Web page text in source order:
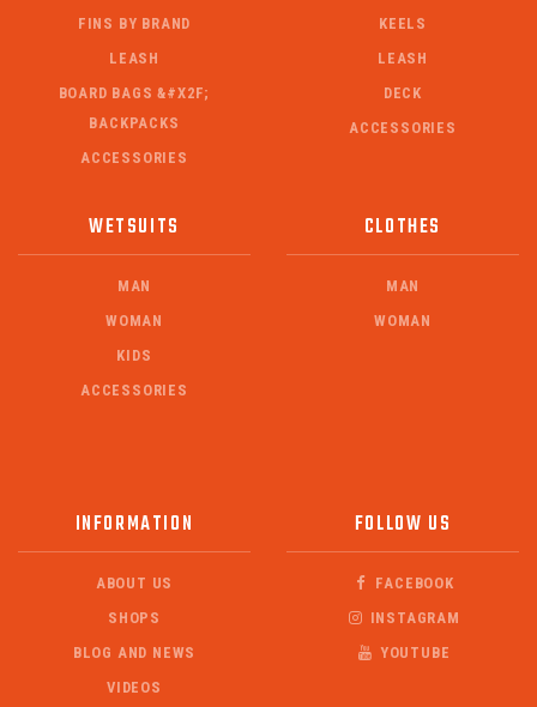
FINS BY BRAND
LEASH
BOARD BAGS &#X2F;
BACKPACKS
ACCESSORIES
KEELS
LEASH
DECK
ACCESSORIES
WETSUITS
MAN
WOMAN
KIDS
ACCESSORIES
CLOTHES
MAN
WOMAN
INFORMATION
ABOUT US
SHOPS
BLOG AND NEWS
VIDEOS
FOLLOW US
FACEBOOK
INSTAGRAM
YOUTUBE